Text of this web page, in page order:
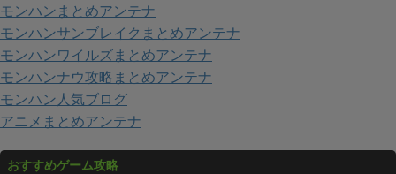
モンハンまとめアンテナ
モンハンサンブレイクまとめアンテナ
モンハンワイルズまとめアンテナ
モンハンナウ攻略まとめアンテナ
モンハン人気ブログ
アニメまとめアンテナ
おすすめゲーム攻略